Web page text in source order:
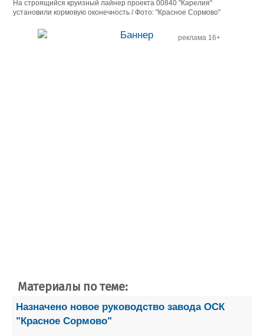
На строящийся круизный лайнер проекта 00840 "Карелия"
установили кормовую оконечность / Фото: "Красное Сормово"
реклама 16+
Материалы по теме:
Назначено новое руководство завода ОСК
"Красное Сормово"